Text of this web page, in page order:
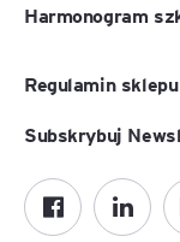
Harmonogram
Regulamin sklepu
Subskrybuj